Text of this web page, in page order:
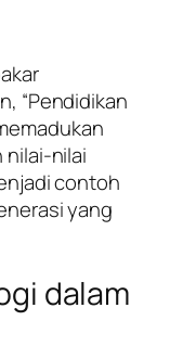
“Pendidikan
nilai-nilai
contoh
yang
dalam